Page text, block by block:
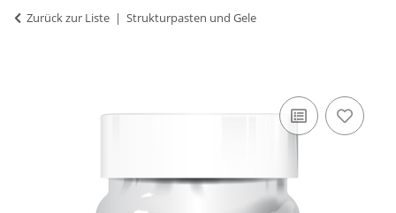
Zurück zur Liste Strukturpasten und Gele